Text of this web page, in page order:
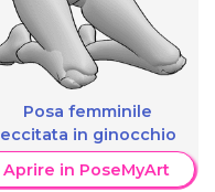
Posa femminile
eccitata in ginocchio
Aprire in PoseMyArt